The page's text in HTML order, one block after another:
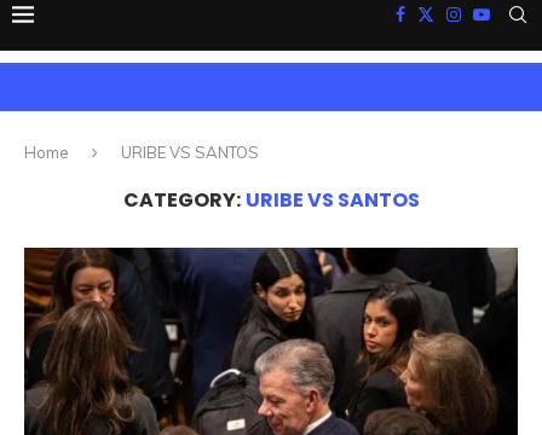
Home URIBE VS SANTOS
CATEGORY: URIBE VS SANTOS